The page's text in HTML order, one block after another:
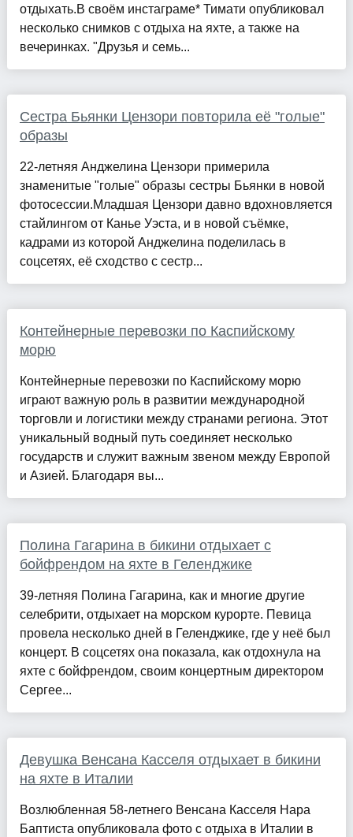
отдыхать.В своём инстаграме* Тимати опубликовал
несколько снимков с отдыха на яхте, а также на
вечеринках. "Друзья и семь...
Сестра Бьянки Цензори повторила её "голые"
образы
22-летняя Анджелина Цензори примерила
знаменитые "голые" образы сестры Бьянки в новой
фотосессии.Младшая Цензори давно вдохновляется
стайлингом от Канье Уэста, и в новой съёмке,
кадрами из которой Анджелина поделилась в
соцсетях, её сходство с сестр...
Контейнерные перевозки по Каспийскому
морю
Контейнерные перевозки по Каспийскому морю
играют важную роль в развитии международной
торговли и логистики между странами региона. Этот
уникальный водный путь соединяет несколько
государств и служит важным звеном между Европой
и Азией. Благодаря вы...
Полина Гагарина в бикини отдыхает с
бойфрендом на яхте в Геленджике
39-летняя Полина Гагарина, как и многие другие
селебрити, отдыхает на морском курорте. Певица
провела несколько дней в Геленджике, где у неё был
концерт. В соцсетях она показала, как отдохнула на
яхте с бойфрендом, своим концертным директором
Сергее...
Девушка Венсана Касселя отдыхает в бикини
на яхте в Италии
Возлюбленная 58-летнего Венсана Касселя Нара
Баптиста опубликовала фото с отдыха в Италии в